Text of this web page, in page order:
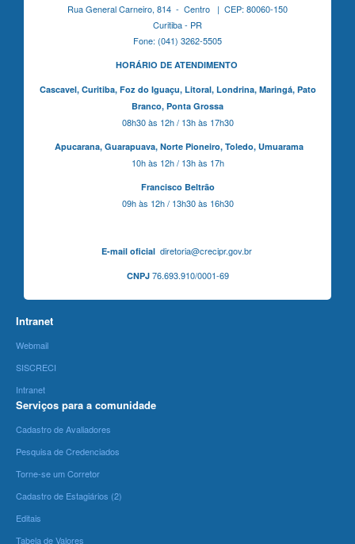
Rua General Carneiro, 814 - Centro | CEP: 80060-150
Curitiba - PR
Fone: (041) 3262-5505
HORÁRIO DE ATENDIMENTO
Cascavel, Curitiba,Foz do Iguaçu, Litoral, Londrina, Maringá, Pato
Branco, Ponta Grossa
08h30 às 12h / 13h às 17h30
Apucarana, Guarapuava, Norte Pioneiro, Toledo, Umuarama
10h às 12h / 13h às 17h
Francisco Beltrão
09h às 12h / 13h30 às 16h30
E-mail oficialdiretoria@crecipr.gov.br
CNPJ76.693.910/0001-69
Intranet
Webmail
SISCRECI
Intranet
Serviços para a comunidade
Cadastro de Avaliadores
Pesquisa de Credenciados
Torne-se um Corretor
Cadastro de Estagiários (2)
Editais
Tabela de Valores